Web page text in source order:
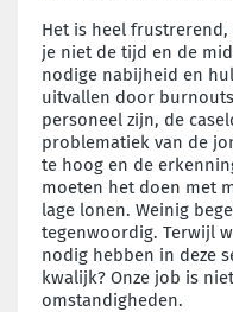
Het is heel
je niet de tijd en de
nodige nabijheid en
uitvallen door
personeel zijn, de
problematiek van de
te hoog en de
moeten het doen met
lage lonen. Weinig
tegenwoordig. Terwijl
nodig hebben in deze
kwalijk? Onze job is
omstandigheden.